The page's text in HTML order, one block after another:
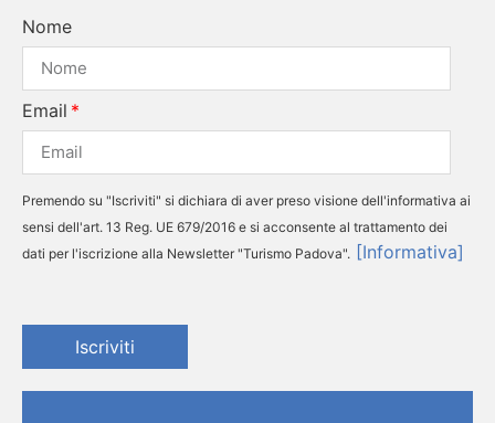
Nome
Email
Premendo su "Iscriviti" si dichiara di aver preso visione dell'informativa ai
sensi dell'art. 13 Reg. UE 679/2016 e si acconsente al trattamento dei
dati per l'iscrizione alla Newsletter "Turismo Padova". [Informativa]
Iscriviti